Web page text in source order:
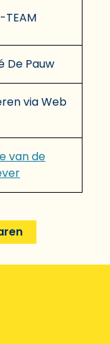
TEAM
De Pauw
via Web
van de